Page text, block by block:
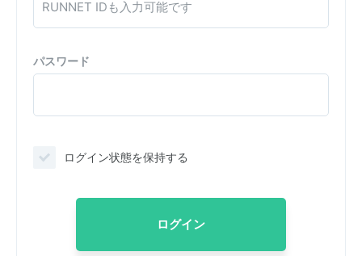
パスワード
ログイン状態を保持する
ログイン